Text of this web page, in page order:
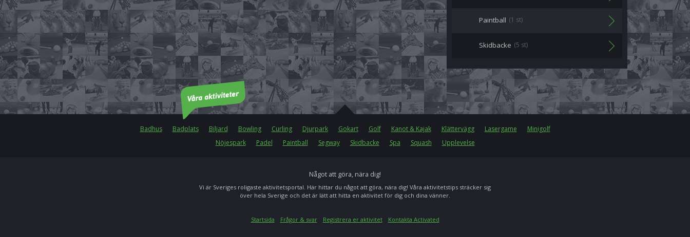
Paintball (1 st)
Skidbacke (5 st)
Badhus Badplats Biljard Bowling Curling Djurpark Gokart Golf Kanot & Kajak Klättervägg Lasergame
Minigolf
Nöjespark
Padel Paintball Segway Skidbacke Spa Squash Upplevelse
Något att göra, nära dig!
Vi är Sveriges roligaste aktivitetsportal. Här hittar du något att göra, nära dig! Våra aktivitetstips sträcker sig
över hela Sverige och det är lätt att hitta en aktivitet för dig och dina vänner.
Startsida Frågor & svar Registrera er aktivitet Kontakta Activated